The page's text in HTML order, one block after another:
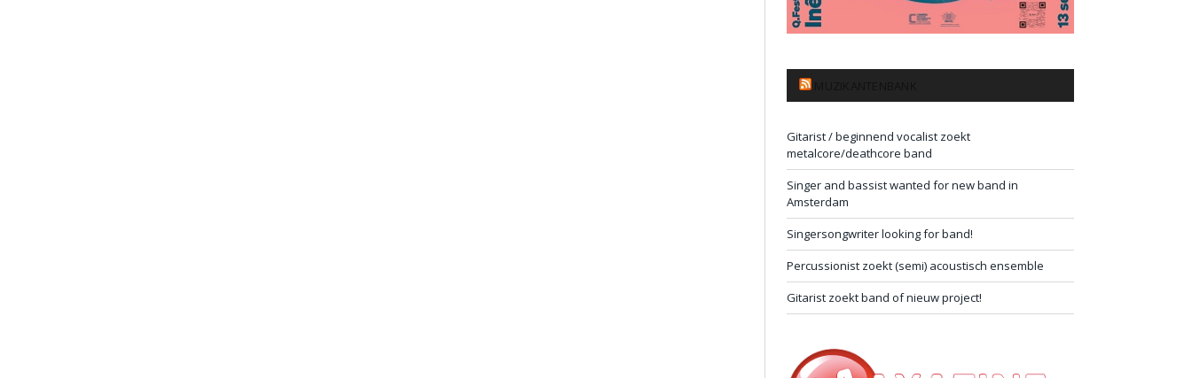
Gitarist / beginnend vocalist zoekt
metalcore/deathcore band
Singer and bassist wanted for new band in
Amsterdam
Singersongwriter looking for band!
Percussionist zoekt (semi) acoustisch ensemble
Gitarist zoekt band of nieuw project!